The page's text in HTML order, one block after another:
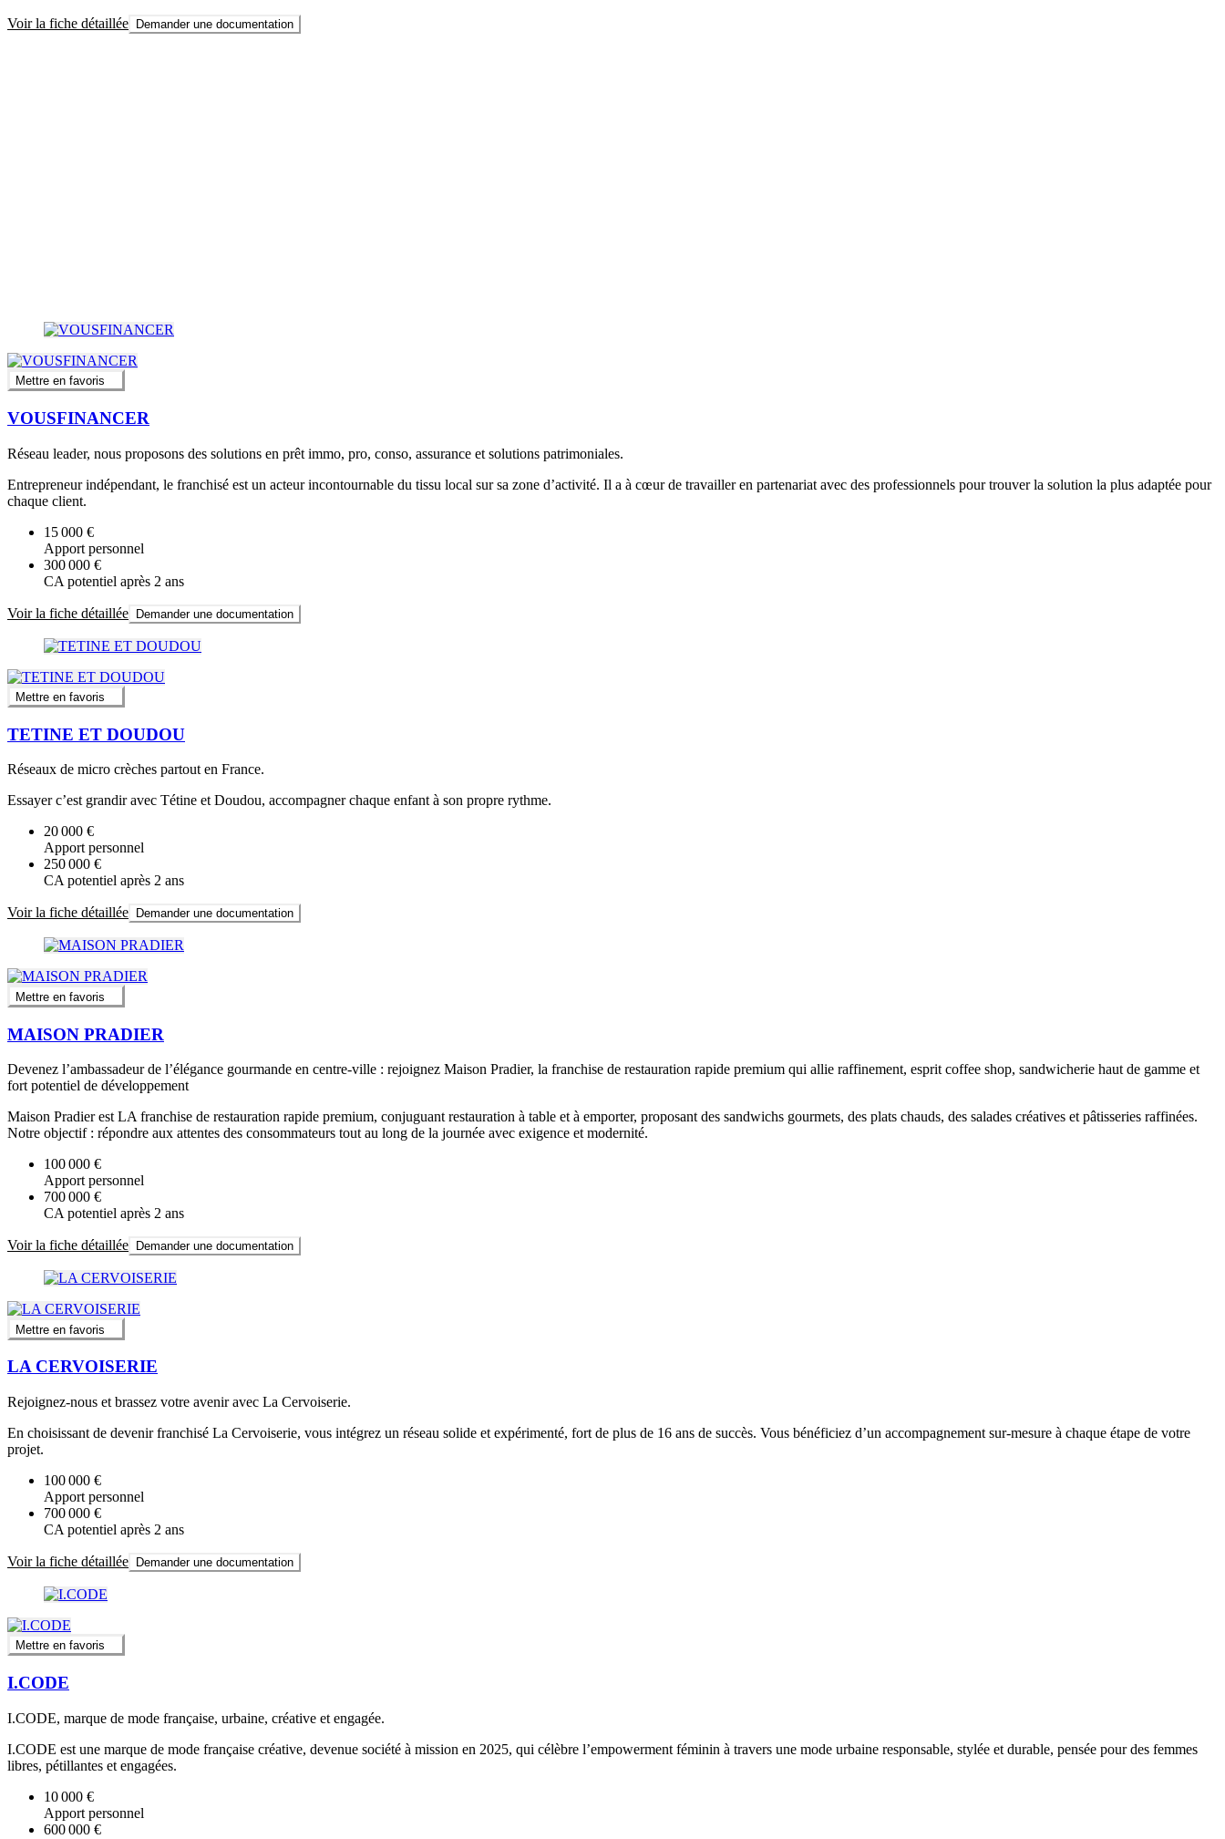
Voir la fiche détaillée Demander une documentation
Mettre en favoris
VOUSFINANCER
Réseau leader, nous proposons des solutions en prêt immo, pro, conso, assurance et solutions patrimoniales.
Entrepreneur indépendant, le franchisé est un acteur incontournable du tissu local sur sa zone d’activité. Il a à cœur de travailler en partenariat avec des professionnels pour trouver la solution la plus adaptée pour
chaque client.
15 000 €
Apport personnel
300 000 €
CA potentiel après 2 ans
Voir la fiche détaillée Demander une documentation
Mettre en favoris
TETINE ET DOUDOU
Réseaux de micro crèches partout en France.
Essayer c’est grandir avec Tétine et Doudou, accompagner chaque enfant à son propre rythme.
20 000 €
Apport personnel
250 000 €
CA potentiel après 2 ans
Voir la fiche détaillée Demander une documentation
Mettre en favoris
MAISON PRADIER
Devenez l’ambassadeur de l’élégance gourmande en centre-ville : rejoignez Maison Pradier, la franchise de restauration rapide premium qui allie raffinement, esprit coffee shop, sandwicherie haut de gamme et
fort potentiel de développement
Maison Pradier est LA franchise de restauration rapide premium, conjuguant restauration à table et à emporter, proposant des sandwichs gourmets, des plats chauds, des salades créatives et pâtisseries raffinées.
Notre objectif : répondre aux attentes des consommateurs tout au long de la journée avec exigence et modernité.
100 000 €
Apport personnel
700 000 €
CA potentiel après 2 ans
Voir la fiche détaillée Demander une documentation
Mettre en favoris
LA CERVOISERIE
Rejoignez-nous et brassez votre avenir avec La Cervoiserie.
En choisissant de devenir franchisé La Cervoiserie, vous intégrez un réseau solide et expérimenté, fort de plus de 16 ans de succès. Vous bénéficiez d’un accompagnement sur-mesure à chaque étape de votre
projet.
100 000 €
Apport personnel
700 000 €
CA potentiel après 2 ans
Voir la fiche détaillée Demander une documentation
Mettre en favoris
I.CODE
I.CODE, marque de mode française, urbaine, créative et engagée.
I.CODE est une marque de mode française créative, devenue société à mission en 2025, qui célèbre l’empowerment féminin à travers une mode urbaine responsable, stylée et durable, pensée pour des femmes
libres, pétillantes et engagées.
10 000 €
Apport personnel
600 000 €